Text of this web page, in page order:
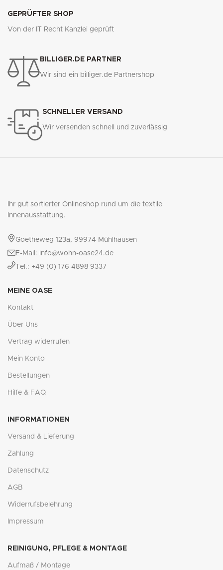
GEPRÜFTER SHOP
Von der IT Recht Kanzlei geprüft
BILLIGER.DE PARTNER
Wir sind ein billiger.de Partnershop
SCHNELLER VERSAND
Wir versenden schnell und zuverlässig
Ihr gut sortierter Onlineshop rund um die textile
Innenausstattung.
Goetheweg 123a, 99974 Mühlhausen
E-Mail: info@wohn-oase24.de
Tel.: +49 (0) 176 4898 9337
MEINE OASE
Kontakt
Über Uns
Vertrag widerrufen
Mein Konto
Bestellungen
Hilfe & FAQ
INFORMATIONEN
Versand & Lieferung
Zahlung
Datenschutz
AGB
Widerrufsbelehrung
Impressum
REINIGUNG, PFLEGE & MONTAGE
Aufmaß / Montage